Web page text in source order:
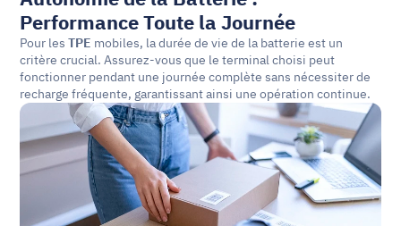
Performance Toute la Journée
Pour les TPE mobiles, la durée de vie de la batterie est un
critère crucial. Assurez-vous que le terminal choisi peut
fonctionner pendant une journée complète sans nécessiter de
recharge fréquente, garantissant ainsi une opération continue.